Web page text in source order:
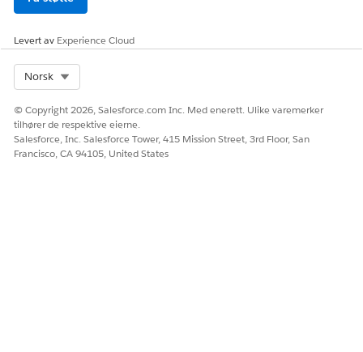
Levert av Experience Cloud
Norsk
© Copyright 2026, Salesforce.com Inc. Med enerett. Ulike varemerker
tilhører de respektive eierne.
Salesforce, Inc. Salesforce Tower, 415 Mission Street, 3rd Floor, San
Francisco, CA 94105, United States